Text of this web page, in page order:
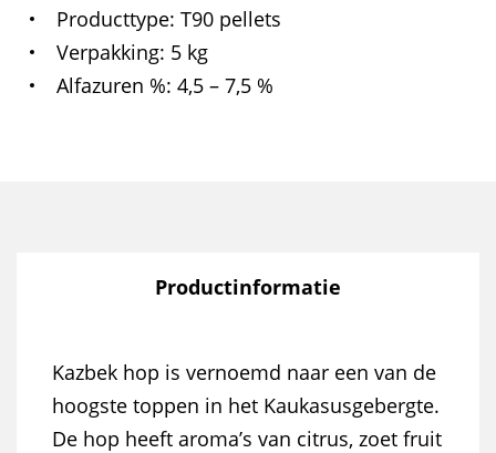
Producttype T90 pellets
Verpakking 5 kg
Alfazuren % 4,5 – 7,5 %
Productinformatie
Kazbek hop is vernoemd naar een van de
hoogste toppen in het Kaukasusgebergte.
De hop heeft aroma’s van citrus, zoet fruit